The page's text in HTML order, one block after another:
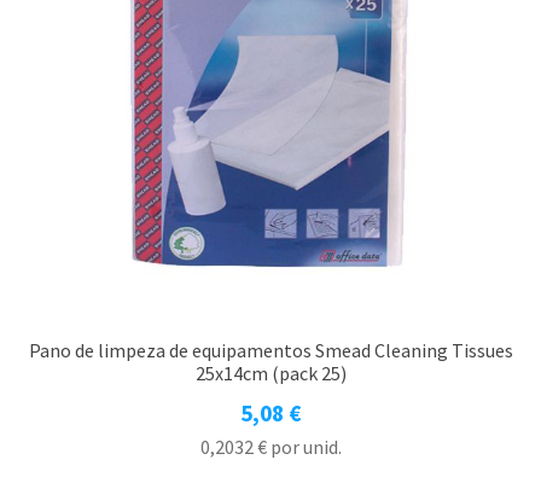
Pano de limpeza de equipamentos Smead Cleaning Tissues
25x14cm (pack 25)
5,08 €
0,2032€por unid.